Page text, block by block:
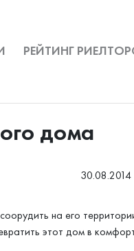
РЕЙТИНГ
дома
30.08.2014
на его
этот дом в